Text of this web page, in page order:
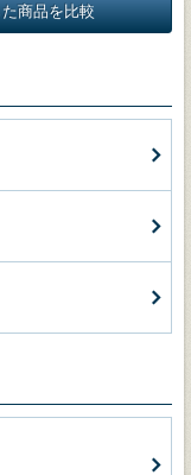
商品を比較